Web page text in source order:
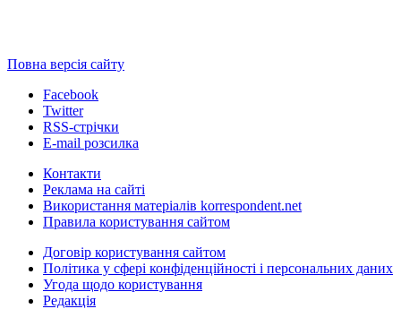
Повна версія сайту
Facebook
Twitter
RSS-стрічки
E-mail розсилка
Контакти
Реклама на сайті
Використання матеріалів korrespondent.net
Правила користування сайтом
Договір користування сайтом
Політика у сфері конфіденційності і персональних даних
Угода щодо користування
Редакція